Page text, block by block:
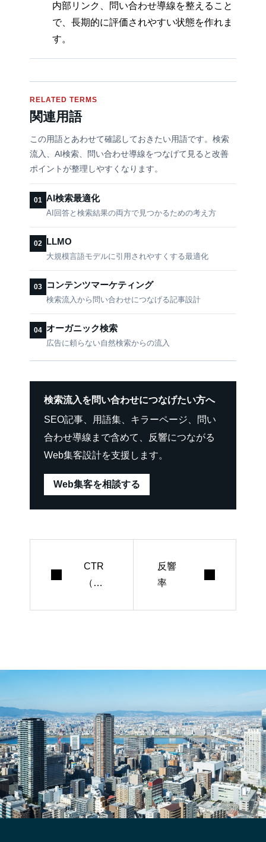
内部リンク、問い合わせ導線を整えること
で、長期的に評価されやすい状態を作れま
す。
RELATED TERMS
関連用語
この用語とあわせて確認しておきたい用語です。検索
流入、AI検索、問い合わせ導線をつなげて見ると改善
ポイントが整理しやすくなります。
01 AI検索最適化
AI回答と検索結果の両方で見つかるための考え方
02 LLMO
大規模言語モデルに引用されやすくする最適化
03 コンテンツマーケティング
検索流入から問い合わせにつなげる記事設計
04 オーガニック検索
広告に頼らない自然検索からの流入
検索流入を問い合わせにつなげたい方へ
SEO記事、用語集、キラーページ、問い
合わせ導線まで含めて、反響につながる
Web集客設計を支援します。
Web集客を相談する
CTR
（ク
反響
率